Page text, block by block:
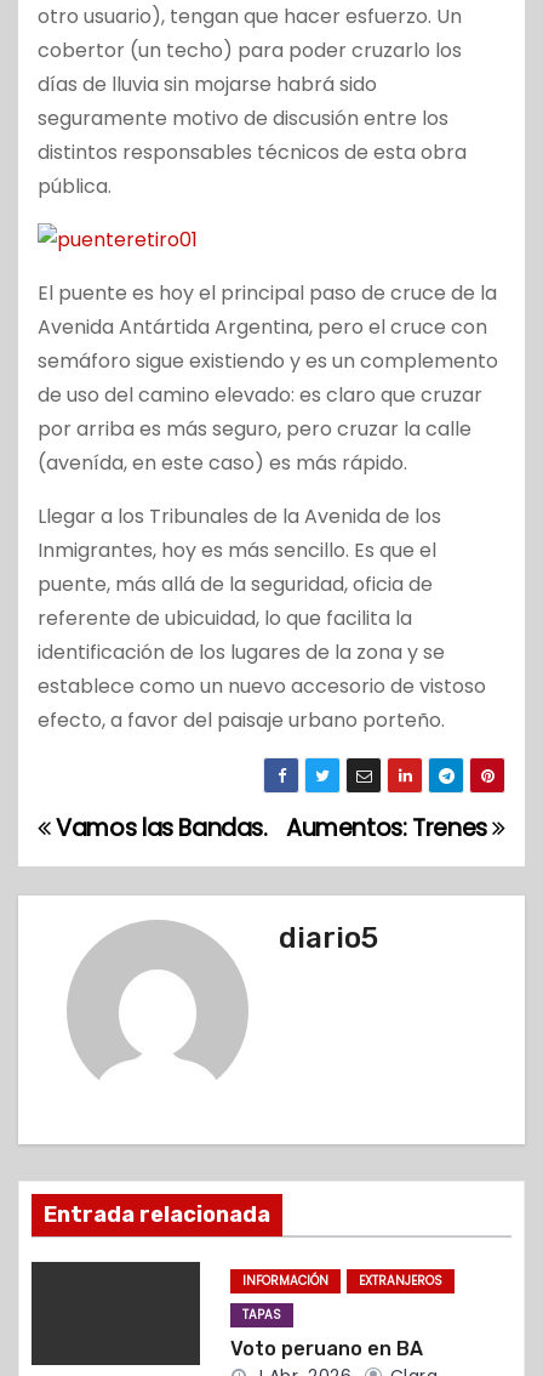
otro usuario), tengan que hacer esfuerzo. Un
cobertor (un techo) para poder cruzarlo los
días de lluvia sin mojarse habrá sido
seguramente motivo de discusión entre los
distintos responsables técnicos de esta obra
pública.
El puente es hoy el principal paso de cruce de la
Avenida Antártida Argentina, pero el cruce con
semáforo sigue existiendo y es un complemento
de uso del camino elevado: es claro que cruzar
por arriba es más seguro, pero cruzar la calle
(avenída, en este caso) es más rápido.
Llegar a los Tribunales de la Avenida de los
Inmigrantes, hoy es más sencillo. Es que el
puente, más allá de la seguridad, oficia de
referente de ubicuidad, lo que facilita la
identificación de los lugares de la zona y se
establece como un nuevo accesorio de vistoso
efecto, a favor del paisaje urbano porteño.
N
a
c
i
ó
Aumentos: Trenes
Vamos las Bandas.
diario5
Entrada relacionada
INFORMACIÓN
EXTRANJEROS
TAPAS
Voto peruano en BA